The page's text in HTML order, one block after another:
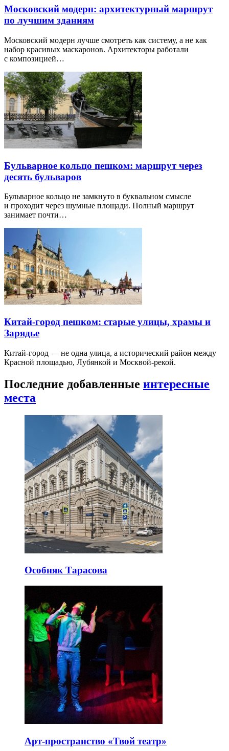
Московский модерн: архитектурный маршрут
по лучшим зданиям
Московский модерн лучше смотреть как систему, а не как
набор красивых маскаронов. Архитекторы работали
с композицией…
Бульварное кольцо пешком: маршрут через
десять бульваров
Бульварное кольцо не замкнуто в буквальном смысле
и проходит через шумные площади. Полный маршрут
занимает почти…
Китай-город пешком: старые улицы, храмы и
Зарядье
Китай-город — не одна улица, а исторический район между
Красной площадью, Лубянкой и Москвой-рекой.
Последние добавленные интересные
места
Особняк Тарасова
Арт-пространство «Твой театр»